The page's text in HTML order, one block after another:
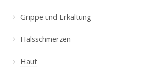
Grippe und Erkältung
Halsschmerzen
Haut